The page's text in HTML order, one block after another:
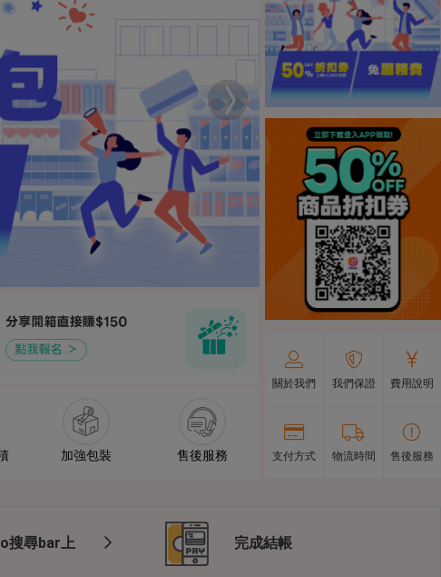
加強包裝 售後服務
關於我們 我們保證 費用說明
支付方式 物流時間 售後服務
搜尋bar上 完成結帳